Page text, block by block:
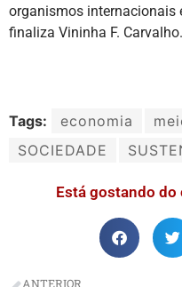
organismos internacionais
finaliza Vininha F. Carvalho.
Tags: economia
SOCIEDADE
Está gostando do
ANTERIOR